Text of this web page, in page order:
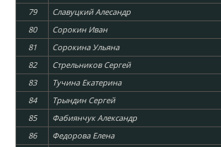
79
Славуцкий Алесандр
80
Сорокин Иван
81
Сорокина Ульяна
82
Стрельников Сергей
83
Тучина Екатерина
84
Трындин Сергей
85
Фабиянчук Александр
86
Федорова Елена